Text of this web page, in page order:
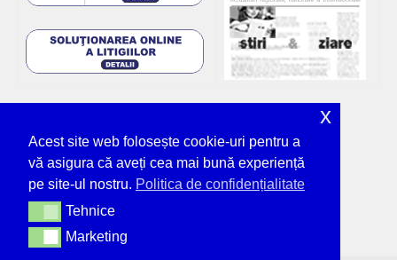
Acest site web folosește cookie-uri pentru a
vă asigura că aveți cea mai bună experiență
pe site-ul nostru. Politica de confidențialitate
TehniceTehnice
MarketingMarketing
x